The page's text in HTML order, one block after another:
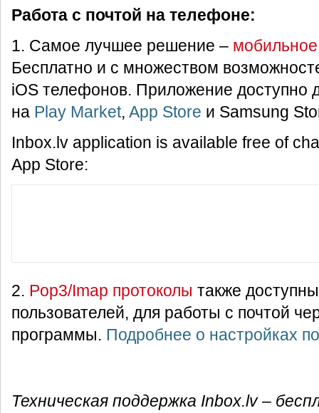
Работа с почтой на телефоне:
1. Самое лучшее решение –
Бесплатно и с множеством
iOS телефонов. Приложение доступно
на Play Market, App Store и Samsung
Inbox.lv application is available free of
App Store:
2. Pop3/Imap протоколы также
пользователей, для работы с почтой
программы. Подробнее о настройках
Техническая поддержка Inbox.lv –